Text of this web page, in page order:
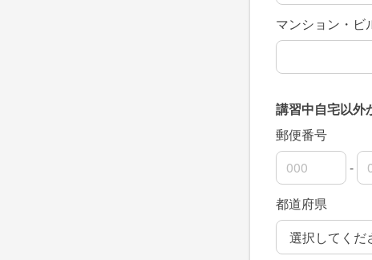
マンション・ビ
講習中自宅以外
郵便番号
郵便番号の上3桁
-
郵便番号の下4桁
都道府県